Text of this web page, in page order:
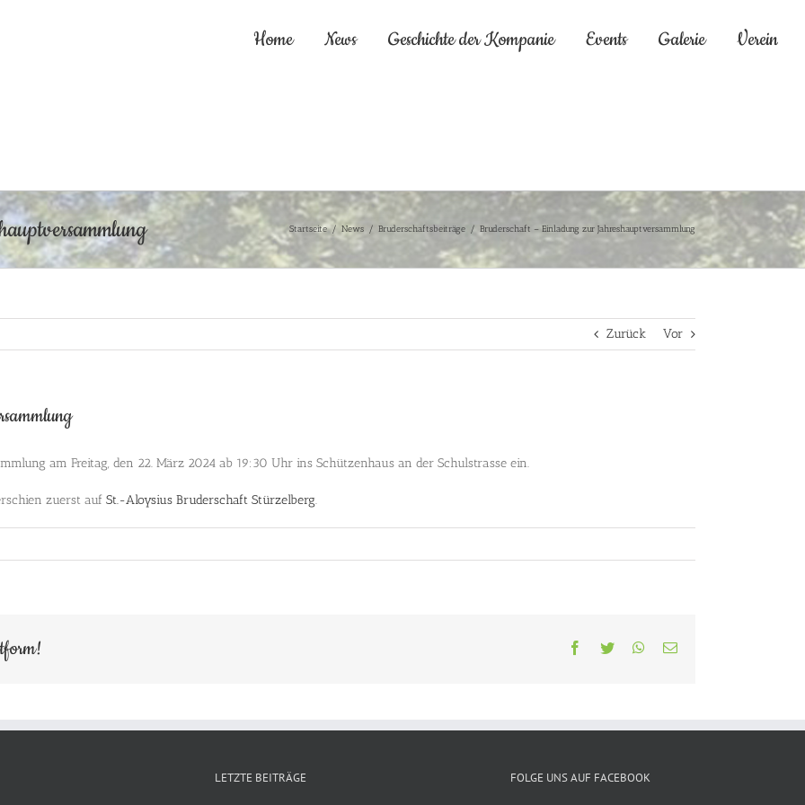
Home News Geschichte der Kompanie Events Galerie Verein
Startseite / News / Bruderschaftsbeiträge / Bruderschaft – Einladung zur Jahreshauptversammlung
Zurück Vor
am Freitag, den 22. März 2024 ab 19:30 Uhr ins Schützenhaus an der Schulstrasse ein.
zuerst auf St.-Aloysius Bruderschaft Stürzelberg.
Facebook
Twitter WhatsApp
E-
LETZTE BEITRÄGE FOLGE UNS AUF FACEBOOK